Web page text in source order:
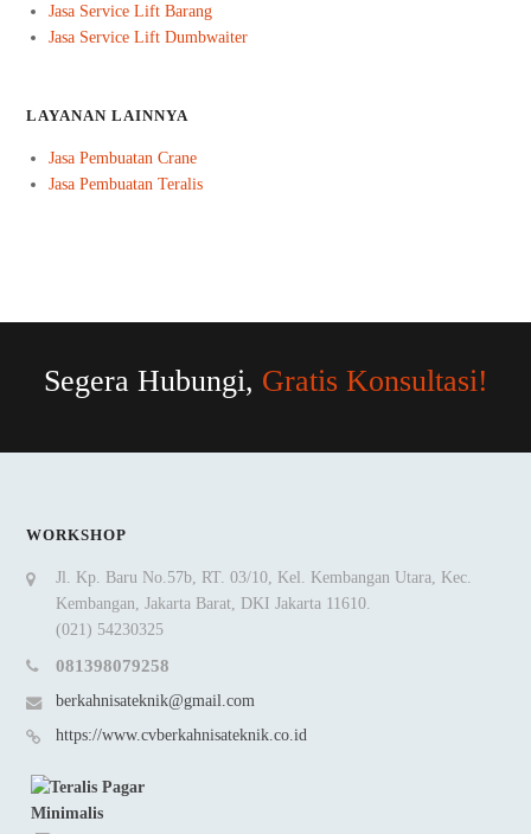
Jasa Service Lift Barang
Jasa Service Lift Dumbwaiter
LAYANAN LAINNYA
Jasa Pembuatan Crane
Jasa Pembuatan Teralis
Segera Hubungi, Gratis Konsultasi!
WORKSHOP
Jl. Kp. Baru No.57b, RT. 03/10, Kel. Kembangan Utara, Kec.
Kembangan, Jakarta Barat, DKI Jakarta 11610.
(021) 54230325
081398079258
berkahnisateknik@gmail.com
https://www.cvberkahnisateknik.co.id